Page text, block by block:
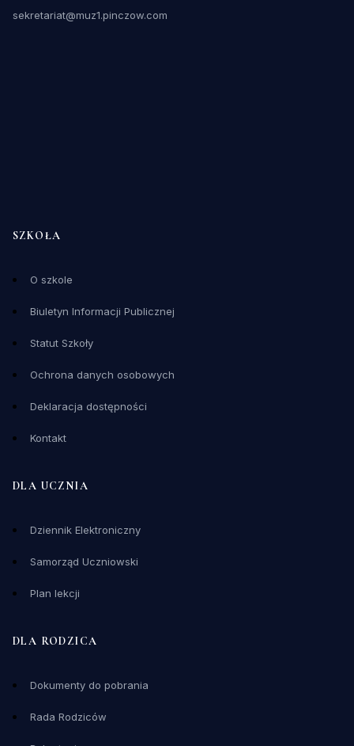
sekretariat@muz1.pinczow.com
SZKOŁA
O szkole
Biuletyn Informacji Publicznej
Statut Szkoły
Ochrona danych osobowych
Deklaracja dostępności
Kontakt
DLA UCZNIA
Dziennik Elektroniczny
Samorząd Uczniowski
Plan lekcji
DLA RODZICA
Dokumenty do pobrania
Rada Rodziców